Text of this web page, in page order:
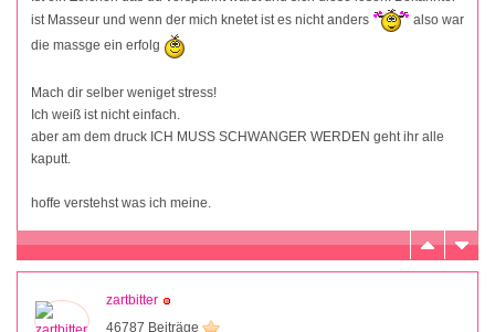
ist Masseur und wenn der mich knetet ist es nicht anders
also war
die massge ein erfolg
Mach dir selber weniget stress!
Ich weiß ist nicht einfach.
aber am dem druck ICH MUSS SCHWANGER WERDEN geht ihr alle
kaputt.
hoffe verstehst was ich meine.
zartbitter
46787 Beiträge